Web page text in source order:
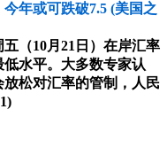
年或可跌破7.5 (美国之
（10月21日）在岸汇率
水平。大多数专家认
松对汇率的管制，人民